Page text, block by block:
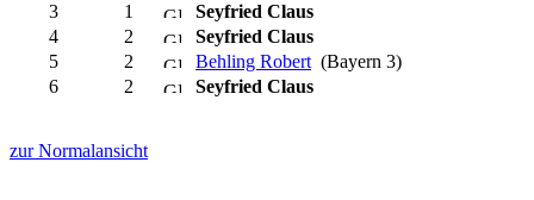
3
1 Seyfried Claus
4
2 Seyfried Claus
5
2 Behling Robert (Bayern 3)
6
2 Seyfried Claus
zur Normalansicht